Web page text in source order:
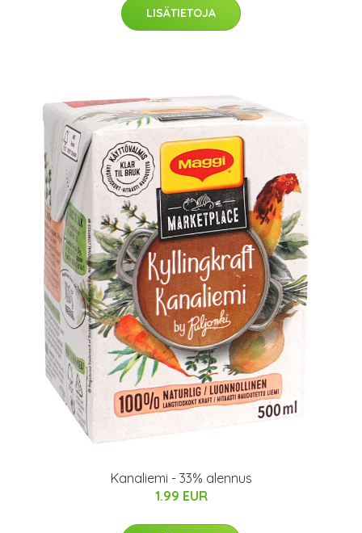
LISÄTIETOJA
Kanaliemi - 33% alennus
1.99 EUR